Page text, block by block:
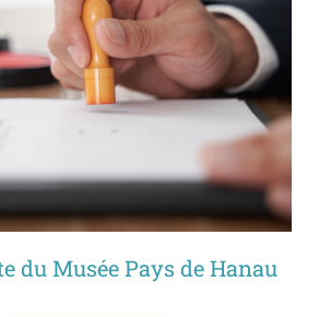
du Musée Pays de Hanau